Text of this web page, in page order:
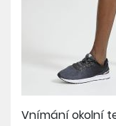
Vnímání okolní